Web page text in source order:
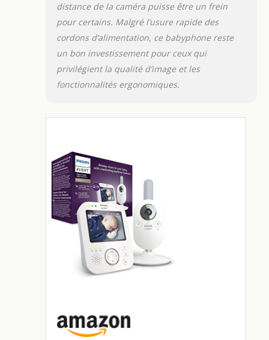
distance de la caméra puisse être un frein
pour certains. Malgré l’usure rapide des
cordons d’alimentation, ce babyphone reste
un bon investissement pour ceux qui
privilégient la qualité d’image et les
fonctionnalités ergonomiques.